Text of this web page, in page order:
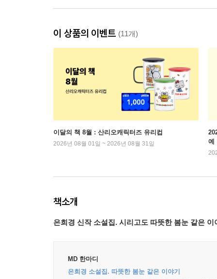
이 상품의 이벤트 (11개)
이달의 책 8월 : 산리오캐릭터즈 유리컵
2026년 08월 01일 ~ 2026년 08월 31일
예
책소개
은희경 신작 소설집. 시리고도 따뜻한 봄눈 같은 이
MD 한마디
은희경 소설집. 따뜻한 봄눈 같은 이야기